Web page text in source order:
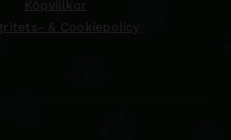
Köpvillkor
& Cookiepolicy